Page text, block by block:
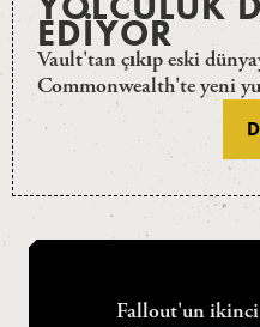
EDIYOR
Vault'tan çıkıp eski
Commonwealth'te yeni
Fallout'un ikinci